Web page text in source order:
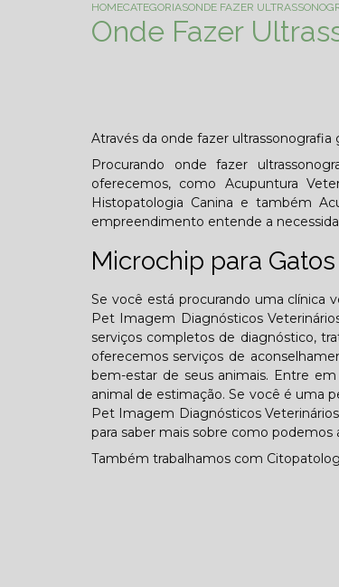
HOMECATEGORIASONDE FAZER
Onde Fazer
Através da onde fazer
Procurando onde fazer
oferecemos, como Acupuntura
Histopatologia Canina e também
empreendimento entende a
Microchip para Gatos
Se você está procurando uma clínica
Pet Imagem Diagnósticos
serviços completos de diagnóstico,
oferecemos serviços de
bem-estar de seus animais. Entre
animal de estimação. Se você é uma
Pet Imagem Diagnósticos
para saber mais sobre como
Também trabalhamos com